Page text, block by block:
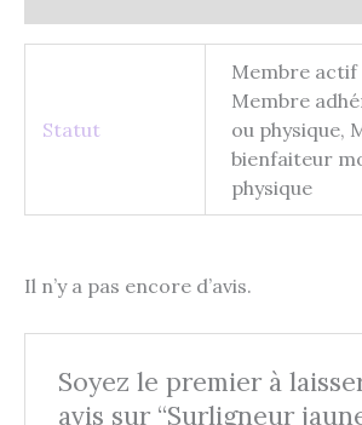
Statut
Membre actif
Membre
ou physique,
bienfaiteur
physique
Il n’y a pas encore d’avis.
Soyez le premier à
avis sur “Surligneur